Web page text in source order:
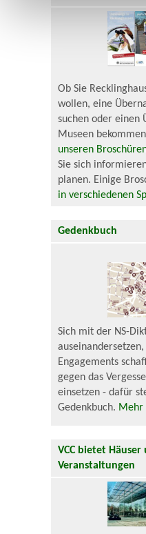
Ob Sie
wollen, eine
suchen oder einen
Museen
unseren
Sie sich
planen. Einige
in verschiedenen
Gedenkbuch
Sich mit der NS-
Engagements
gegen das
einsetzen - dafür
Gedenkbuch. Mehr
VCC bietet
Veranstaltungen